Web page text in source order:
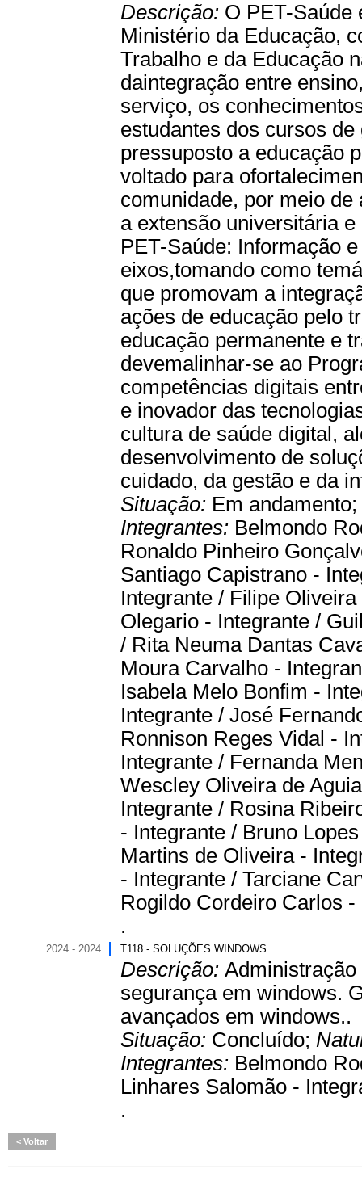
Descrição: O PET-Saúde
Ministério da Educação,
Trabalho e da Educação
daintegração entre
serviço, os
estudantes dos cursos
pressuposto a educação
voltado para
comunidade, por meio
a extensão universitária
PET-Saúde: Informação
eixos,tomando como
que promovam a
ações de educação pelo
educação permanente e
devemalinhar-se ao
competências digitais
e inovador das
cultura de saúde digital,
desenvolvimento de
cuidado, da gestão e da
Situação: Em andamento;
Integrantes: Belmondo
Ronaldo Pinheiro
Santiago Capistrano -
Integrante / Filipe
Olegario - Integrante /
/ Rita Neuma Dantas
Moura Carvalho -
Isabela Melo Bonfim -
Integrante / José
Ronnison Reges Vidal -
Integrante / Fernanda
Wescley Oliveira de
Integrante / Rosina
- Integrante / Bruno
Martins de Oliveira -
- Integrante / Tarciane
Rogildo Cordeiro Carlos -
.
2024 - 2024 T118 - SOLUÇÕES WINDOWS
Descrição:
segurança em windows.
avançados em windows..
Situação: Concluído;
Integrantes: Belmondo
Linhares Salomão -
.
Voltar